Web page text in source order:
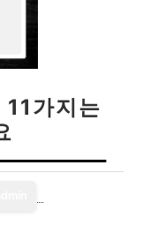
가지는